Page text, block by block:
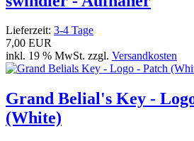
Lieferzeit: 3-4 Tage
7,00 EUR
inkl. 19 % MwSt. zzgl. Versandkosten
Grand Belial's Key -
(White)